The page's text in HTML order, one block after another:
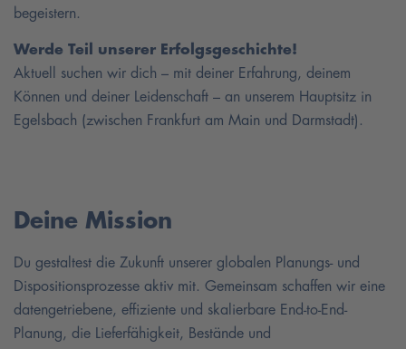
begeistern.
Werde Teil unserer Erfolgsgeschichte!
Aktuell suchen wir dich – mit deiner Erfahrung, deinem
Können und deiner Leidenschaft – an unserem Hauptsitz in
Egelsbach (zwischen Frankfurt am Main und Darmstadt).
Deine Mission
Du gestaltest die Zukunft unserer globalen Planungs- und
Dispositionsprozesse aktiv mit. Gemeinsam schaffen wir eine
datengetriebene, effiziente und skalierbare End-to-End-
Planung, die Lieferfähigkeit, Bestände und